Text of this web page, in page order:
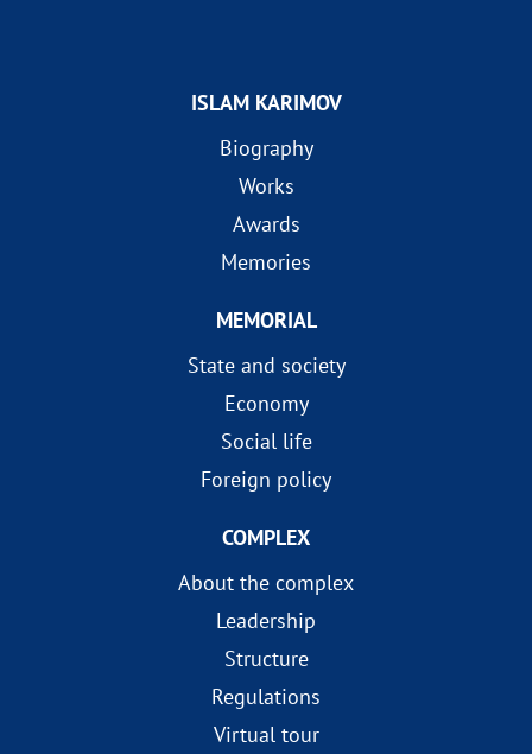
ISLAM KARIMOV
Biography
Works
Awards
Memories
MEMORIAL
State and society
Economy
Social life
Foreign policy
COMPLEX
About the complex
Leadership
Structure
Regulations
Virtual tour